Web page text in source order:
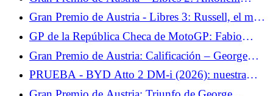
urbano
confirma el rendimiento de Mercedes
Gran Premio de Austria - Libres 3: Russell, el más
rápido antes de la clasificación.
GP de la República Checa de MotoGP: Fabio
Quartararo espera volver a la vanguardia con
Yamaha
Gran Premio de Austria: Calificación – George
Russell consigue la pole tras el choque de
Verstappen
PRUEBA - BYD Atto 2 DM-i (2026): nuestra
opinión sobre el SUV urbano... La primera prueba